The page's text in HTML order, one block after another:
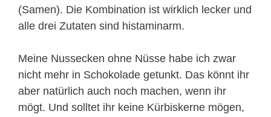
(Samen). Die Kombination ist wirklich lecker und
alle drei Zutaten sind histaminarm.
Meine Nussecken ohne Nüsse habe ich zwar
nicht mehr in Schokolade getunkt. Das könnt ihr
aber natürlich auch noch machen, wenn ihr
mögt. Und solltet ihr keine Kürbiskerne mögen,